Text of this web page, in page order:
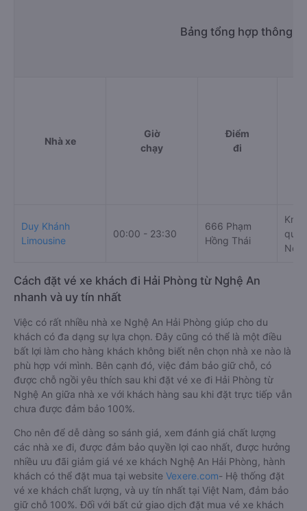
Bảng tổng hợp thông
Nhà xe
Giờ
chạy
Điểm
đi
Duy Khánh
Limousine
00:00 - 23:30
666 Phạm
Hồng Thái
Km
Nội,
Cách đặt vé xe khách đi Hải Phòng từ Nghệ An
nhanh và uy tín nhất
Việc có rất nhiều nhà xe Nghệ An Hải Phòng giúp cho du
khách có đa dạng sự lựa chọn. Đây cũng có thể là một điều
bất lợi làm cho hàng khách không biết nên chọn nhà xe nào là
phù hợp với mình. Bên cạnh đó, việc đảm bảo giữ chỗ, có
được chỗ ngồi yêu thích sau khi đặt vé xe đi Hải Phòng từ
Nghệ An giữa nhà xe với khách hàng sau khi đặt trực tiếp vẫn
chưa được đảm bảo 100%.
Cho nên để dễ dàng so sánh giá, xem đánh giá chất lượng
các nhà xe đi, được đảm bảo quyền lợi cao nhất, được hưởng
nhiều ưu đãi giảm giá vé xe khách Nghệ An Hải Phòng, hành
khách có thể đặt mua tại website Vexere.com- Hệ thống đặt
vé xe khách chất lượng, và uy tín nhất tại Việt Nam, đảm bảo
giữ chỗ 100%. Đối với bất cứ giao dịch đặt mua vé xe khách